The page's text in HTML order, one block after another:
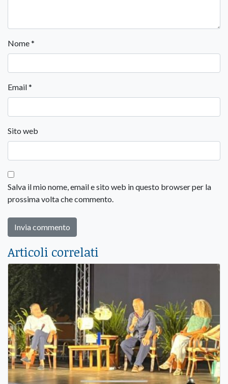
Nome*
Email*
Sito web
Salva il mio nome, email e sito web in questo browser per la
prossima volta che commento.
Articoli correlati